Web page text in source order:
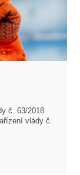
č. 63/2018
vlády č.